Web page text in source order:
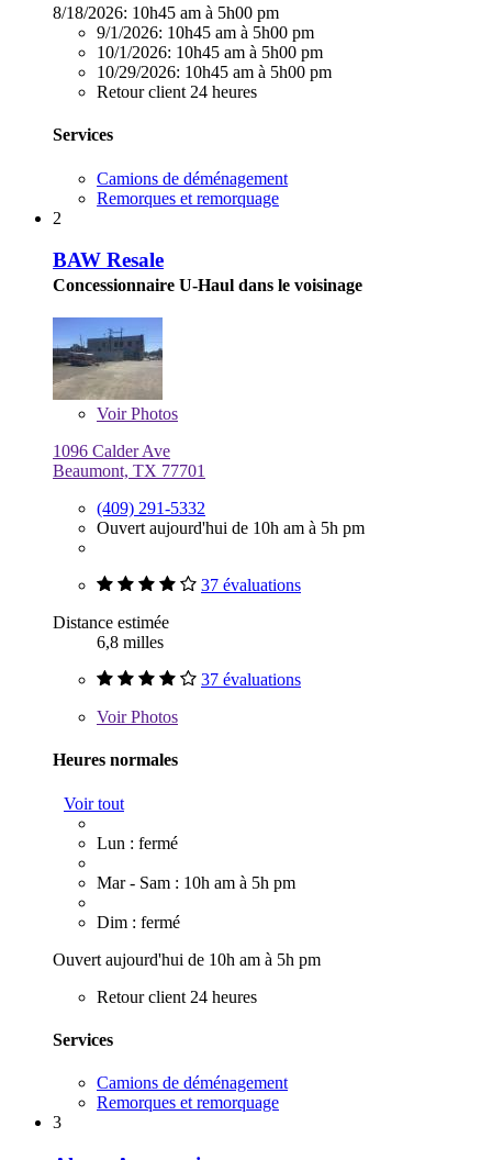
8/18/2026: 10h45 am à 5h00 pm
9/1/2026: 10h45 am à 5h00 pm
10/1/2026: 10h45 am à 5h00 pm
10/29/2026: 10h45 am à 5h00 pm
Retour client 24 heures
Services
Camions de déménagement
Remorques et remorquage
2
BAW Resale
Concessionnaire U-Haul dans le voisinage
VoirPhotos
1096 Calder Ave
Beaumont, TX 77701
(409) 291-5332
Ouvert aujourd'hui de 10h am à 5h pm
37 évaluations
Distance estimée
6,8 milles
37 évaluations
VoirPhotos
Heures normales
Voir tout
Lun : fermé
Mar - Sam : 10h am à 5h pm
Dim : fermé
Ouvert aujourd'hui de 10h am à 5h pm
Retour client 24 heures
Services
Camions de déménagement
Remorques et remorquage
3